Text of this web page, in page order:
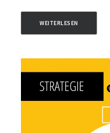
WEITERLESEN